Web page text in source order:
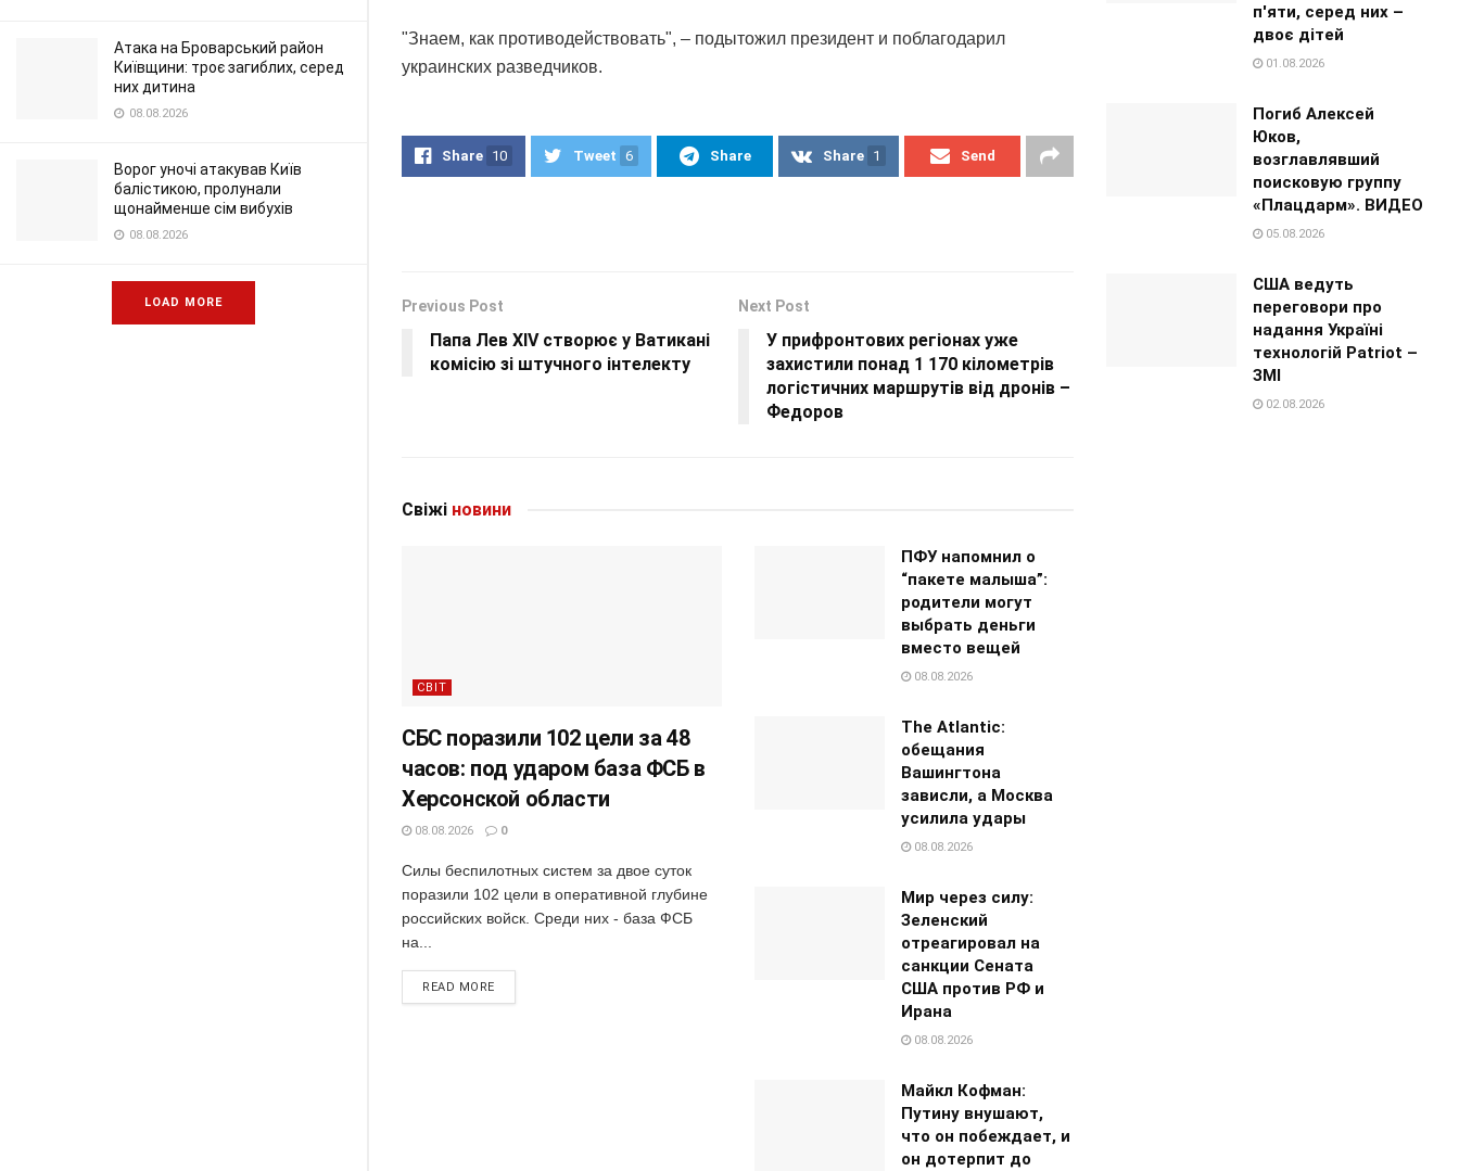
Атака на Броварський район
Київщини: троє загиблих, серед
них дитина
08.08.2026
Ворог уночі атакував Київ
балістикою, пролунали
щонайменше сім вибухів
08.08.2026
LOAD MORE
"Знаем, как противодействовать", – подытожил президент и поблагодарил
украинских разведчиков.
Share 10 Tweet 6 Share Share 1 Send
Previous Post
Папа Лев XIV створює у Ватикані
комісію зі штучного інтелекту
Next Post
У прифронтових регіонах уже
захистили понад 1 170 кілометрів
логістичних маршрутів від дронів –
Федоров
Свіжі новини
СВІТ
СБС поразили 102 цели за 48
часов: под ударом база ФСБ в
Херсонской области
08.08.2026 0
Силы беспилотных систем за двое суток
поразили 102 цели в оперативной глубине
российских войск. Среди них - база ФСБ
на...
READ MORE
ПФУ напомнил о
“пакете малыша”:
родители могут
выбрать деньги
вместо вещей
08.08.2026
The Atlantic:
обещания
Вашингтона
зависли, а Москва
усилила удары
08.08.2026
Мир через силу:
Зеленский
отреагировал на
санкции Сената
США против РФ и
Ирана
08.08.2026
Майкл Кофман:
Путину внушают,
что он побеждает, и
он дотерпит до
п'яти, серед них –
двоє дітей
01.08.2026
Погиб Алексей
Юков,
возглавлявший
поисковую группу
«Плацдарм». ВИДЕО
05.08.2026
США ведуть
переговори про
надання Україні
технологій Patriot –
ЗМІ
02.08.2026